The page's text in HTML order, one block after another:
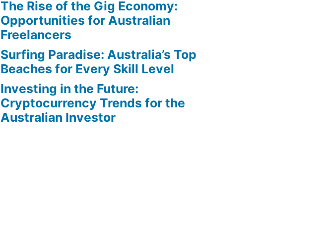
The Rise of the Gig Economy:
Opportunities for Australian
Freelancers
Surfing Paradise: Australia’s Top
Beaches for Every Skill Level
Investing in the Future:
Cryptocurrency Trends for the
Australian Investor